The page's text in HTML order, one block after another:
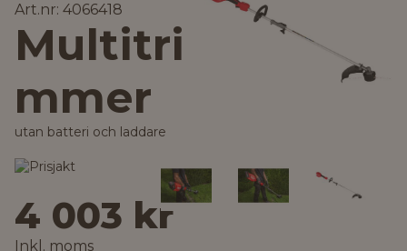
Art.nr: 4066418
Multitri
mmer
utan batteri och laddare
4 003 kr
Inkl. moms